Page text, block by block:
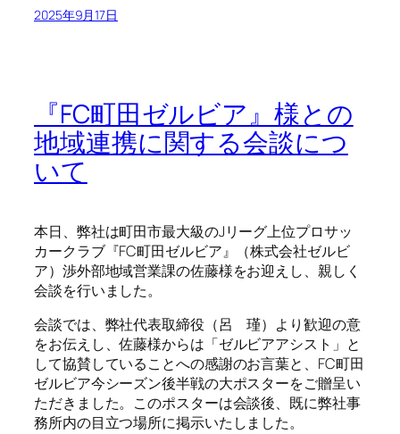
2025年9月17日
『FC町田ゼルビア』様との
地域連携に関する会談につ
いて
本日、弊社は町田市最大級のJリーグ上位プロサッ
カークラブ『FC町田ゼルビア』（株式会社ゼルビ
ア）渉外部地域営業課の佐藤様をお迎えし、親しく
会談を行いました。
会談では、弊社代表取締役（呂 瑾）より歓迎の意
をお伝えし、佐藤様からは「ゼルビアアシスト」と
して協賛していることへの感謝のお言葉と、FC町田
ゼルビア今シーズン後半戦の大ポスターをご贈呈い
ただきました。このポスターは会談後、既に弊社事
務所内の目立つ場所に掲示いたしました。